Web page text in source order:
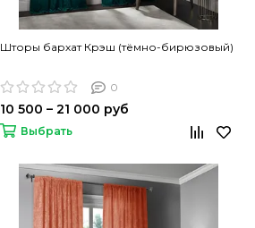
Шторы бархат Крэш (тёмно-бирюзовый)
0
10 500 – 21 000 руб
Выбрать